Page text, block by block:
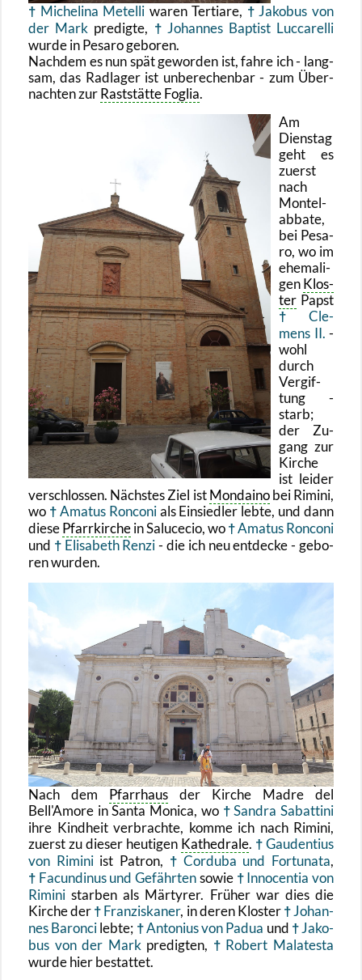
Mi­che­li­na Me­tel­li waren Ter­tia­re,
Ja­ko­bus von
der Mark pre­dig­te,
Jo­han­nes Bap­tist Luc­ca­rel­li
wurde in Pe­sa­ro ge­bo­ren.
Nach­dem es nun spät ge­wor­den ist, fahre ich - lang­
sam, das Rad­la­ger ist un­be­re­chen­bar - zum Über­
nach­ten zurRast­stät­te Fo­glia.
Am
Diens­tag
geht es
zu­erst
nach
Mon­tel­
ab­ba­te,
bei Pe­sa­
ro, wo im
ehe­ma­li­
genKlos­
ter Papst
Cle­
mens II. -
wohl
durch
Ver­gif­
tung -
starb;
der Zu­
gang zur
Kir­che
ist lei­der
ver­schlos­sen. Nächs­tes Ziel istMon­dai­nobei Ri­mi­ni,
wo
Ama­tus Ron­co­nials Ein­sied­ler lebte, und dann
diesePfarr­kir­chein Sa­luce­cio, wo
Ama­tus Ron­co­ni
und
Eli­sa­beth Renzi- die ich neu ent­de­cke - ge­bo­
ren wur­den.
Nach dem Pfarr­haus der Kir­che Madre del
Bell'Amore in Santa Mo­ni­ca, wo
San­dra Sa­bat­ti­ni
ihre Kind­heit ver­brach­te, komme ich nach Ri­mi­ni,
zu­erst zu die­ser heu­ti­gen Ka­the­dra­le.
Gau­den­ti­us
von Ri­mi­niist Pa­tron, Cor­du­ba und For­t­u­na­ta,
Fa­cun­di­nus und Ge­fähr­tensowie
In­no­cen­tia von
Ri­mi­ni star­ben als Mär­ty­rer. Frü­her war dies die
Kir­che der
Fran­zis­ka­ner, in deren Klos­ter
Jo­han­
nes Ba­ron­cilebte; An­to­ni­us von Padua und
Ja­ko­
bus von der Markpre­dig­ten,
Ro­bert Mala­tes­ta
wurde hier be­stat­tet.